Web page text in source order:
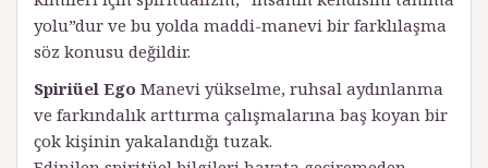
yolu”dur ve bu yolda maddi-manevi bir farklılaşma
söz konusu değildir.
Spiriüel Ego Manevi yükselme, ruhsal aydınlanma
ve farkındalık arttırma çalışmalarına baş koyan bir
çok kişinin yakalandığı tuzak.